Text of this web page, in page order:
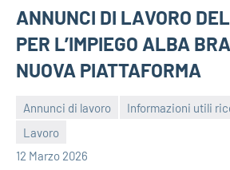
ANNUNCI DI LAVORO
PER L’IMPIEGO ALBA
NUOVA PIATTAFORMA
Annunci di lavoro
Informazioni utili
Lavoro
12 Marzo 2026
bragiovani